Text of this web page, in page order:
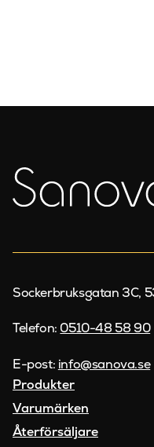
Sockerbruksgatan 3C,
Telefon: 0510-48 58 90
E-post: info@sanova.se
Produkter
Varumärken
Återförsäljare